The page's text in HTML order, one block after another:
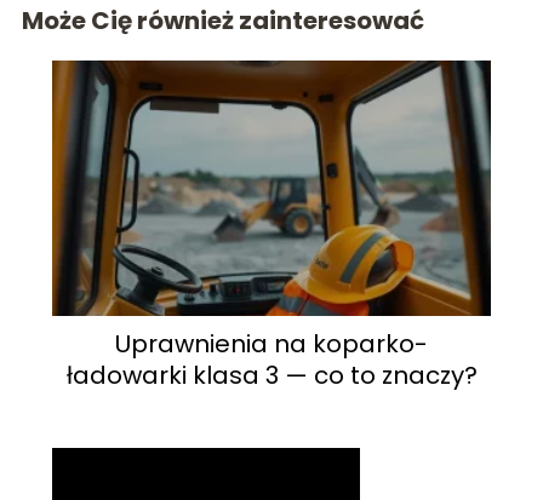
Może Cię również zainteresować
Uprawnienia na koparko-
ładowarki klasa 3 — co to znaczy?